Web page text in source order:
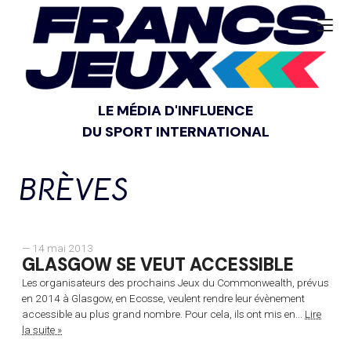
LE MÉDIA D'INFLUENCE
DU SPORT INTERNATIONAL
BRÈVES
— 14 mai 2013
GLASGOW SE VEUT ACCESSIBLE
Les organisateurs des prochains Jeux du Commonwealth, prévus
en 2014 à Glasgow, en Ecosse, veulent rendre leur évènement
accessible au plus grand nombre. Pour cela, ils ont mis en... Lire
la suite »